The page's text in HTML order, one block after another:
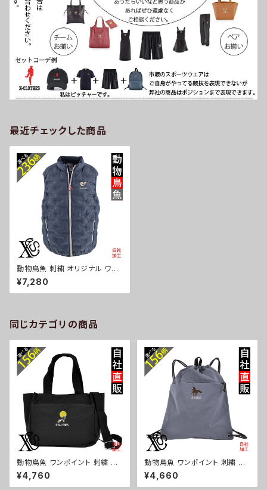
最近チェックした商品
動物鳥魚 刺繍 オリジナル ワン
ポイント 中綿 ベスト フェイクダ
ウンベスト メンズ パデット デュ
スポ 型押し 自社ブランド ロゴ
物 ori-a-bst3-b06-s
¥7,280
同じカテゴリの商品
動物鳥魚 ワンポイント 刺繍 ト
ート ショルダーバッグ カジュア
ル 軽量 レディース メンズ 雑貨
¥4,760
動物鳥魚 ワンポイント 刺繍 撥
水 ナイロン ナップサック メンズ
大容量 ジム サブバッグ レディー
¥4,660